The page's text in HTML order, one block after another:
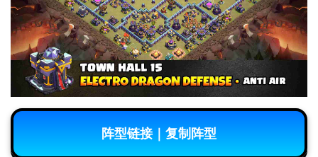
阵型链接｜复制阵型